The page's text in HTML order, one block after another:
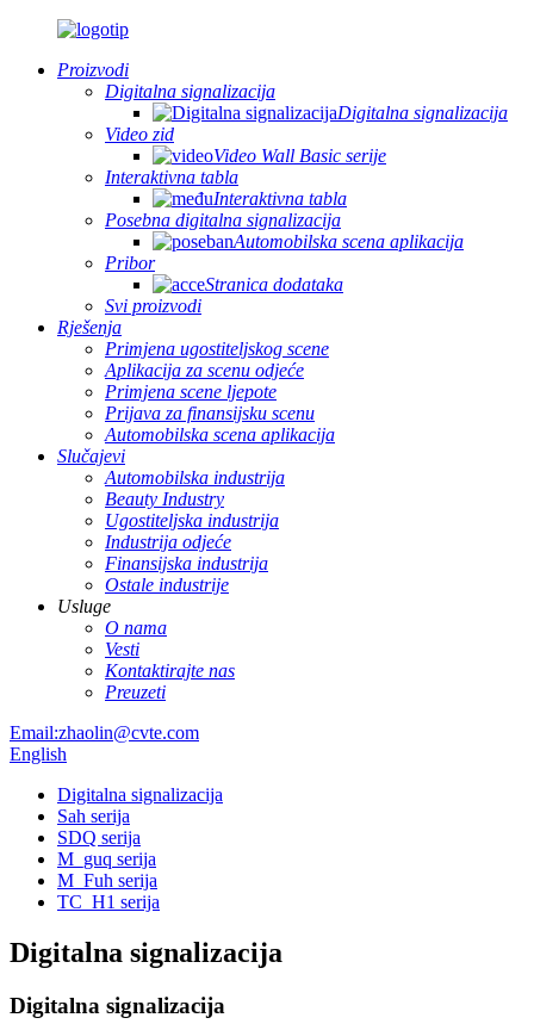
Proizvodi
Digitalna signalizacija
Digitalna signalizacija
Video zid
Video Wall Basic serije
Interaktivna tabla
Interaktivna tabla
Posebna digitalna signalizacija
Automobilska scena aplikacija
Pribor
Stranica dodataka
Svi proizvodi
Rješenja
Primjena ugostiteljskog scene
Aplikacija za scenu odjeće
Primjena scene ljepote
Prijava za finansijsku scenu
Automobilska scena aplikacija
Slučajevi
Automobilska industrija
Beauty Industry
Ugostiteljska industrija
Industrija odjeće
Finansijska industrija
Ostale industrije
Usluge
O nama
Vesti
Kontaktirajte nas
Preuzeti
Email:zhaolin@cvte.com
English
Digitalna signalizacija
Sah serija
SDQ serija
M_guq serija
M_Fuh serija
TC_H1 serija
Digitalna signalizacija
Digitalna signalizacija